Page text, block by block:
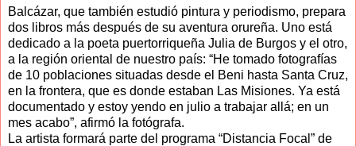
Balcázar, que también estudió pintura y periodismo, prepara
dos libros más después de su aventura orureña. Uno está
dedicado a la poeta puertorriqueña Julia de Burgos y el otro,
a la región oriental de nuestro país: “He tomado fotografías
de 10 poblaciones situadas desde el Beni hasta Santa Cruz,
en la frontera, que es donde estaban Las Misiones. Ya está
documentado y estoy yendo en julio a trabajar allá; en un
mes acabo”, afirmó la fotógrafa.
La artista formará parte del programa “Distancia Focal” de